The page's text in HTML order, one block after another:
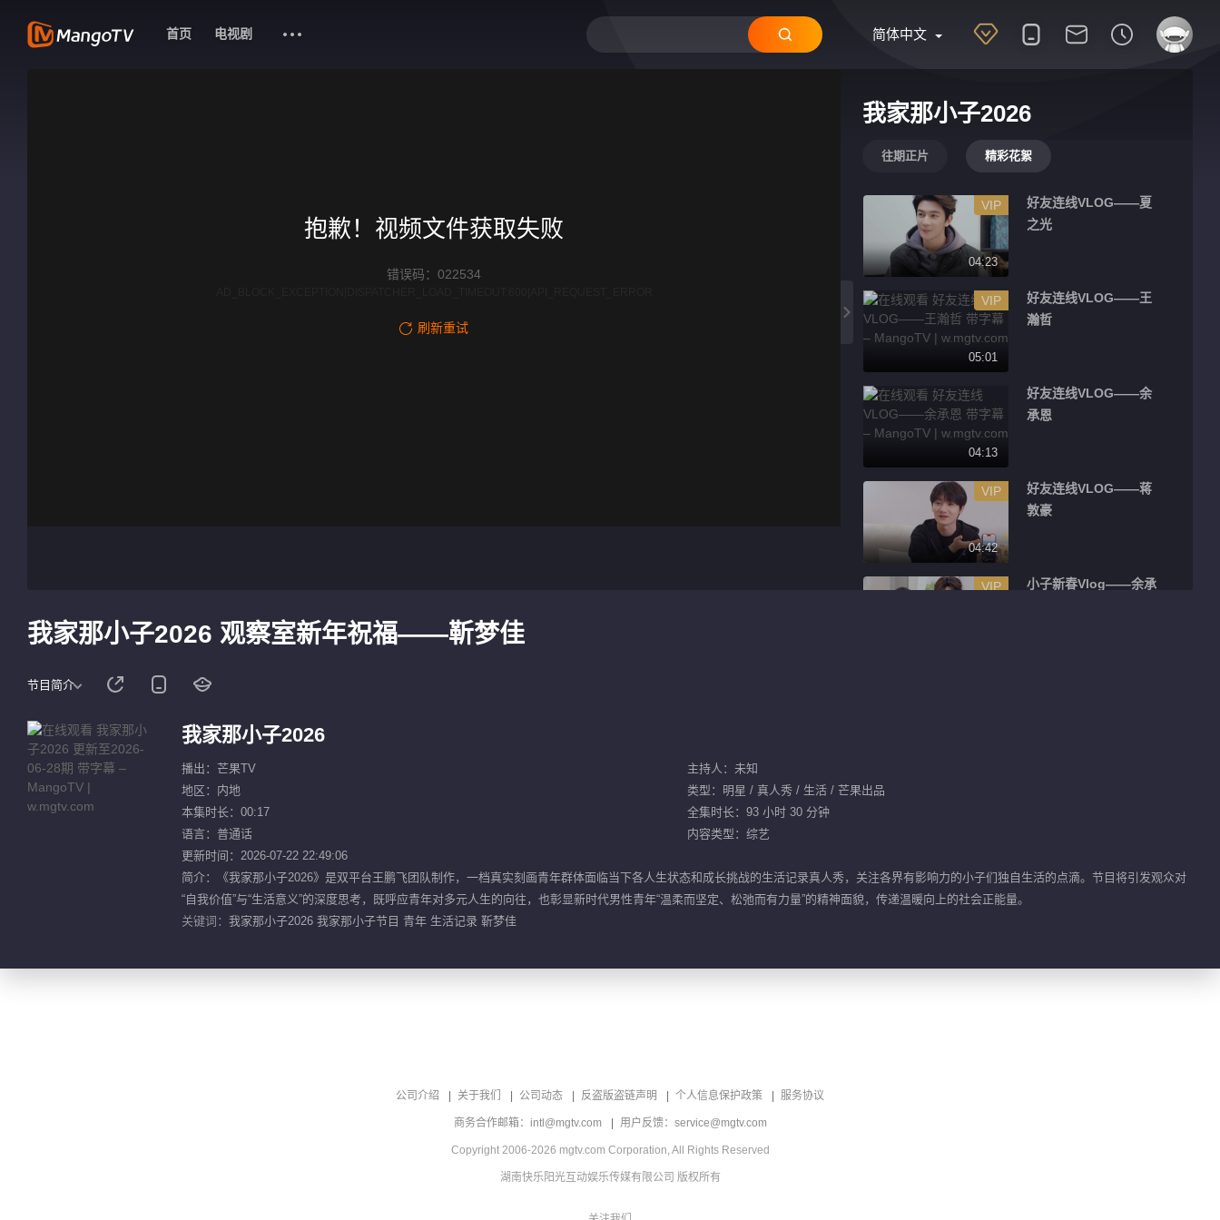
简体中文
首页 电视剧
我家那小子2026
往期正片 精彩花絮
04:23
VIP
好友连线VLOG——夏
之光
05:01
VIP
好友连线VLOG——王
瀚哲
04:13
好友连线VLOG——余
承恩
04:42
VIP
好友连线VLOG——蒋
敦豪
VIP
小子新春Vlog——余承
VIP
小子新春Vlog——蒋敦
抱歉！视频文件获取失败
错误码：022534
刷新重试
我家那小子2026 观察室新年祝福——靳梦佳
节目简介
我家那小子2026
播出：芒果TV
主持人：未知
地区：内地
类型：明星 / 真人秀 / 生活 / 芒果出品
本集时长：00:17
全集时长：93 小时 30 分钟
语言：普通话
内容类型：综艺
更新时间：2026-07-22 22:49:06
简介：《我家那小子2026》是双平台王鹏飞团队制作，一档真实刻画青年群体面临当下各人生状态和成长挑战的生活记录真人秀，关注各界有影响力的小子们独自生活的点滴。节目将引发观众对
“自我价值”与“生活意义”的深度思考，既呼应青年对多元人生的向往，也彰显新时代男性青年“温柔而坚定、松弛而有力量”的精神面貌，传递温暖向上的社会正能量。
关键词： 我家那小子2026 我家那小子节目 青年 生活记录 靳梦佳
公司介绍 关于我们 公司动态 反盗版盗链声明 个人信息保护政策 服务协议
商务合作邮箱：intl@mgtv.com 用户反馈：service@mgtv.com
Copyright 2006-2026 mgtv.com Corporation, All Rights Reserved
湖南快乐阳光互动娱乐传媒有限公司 版权所有